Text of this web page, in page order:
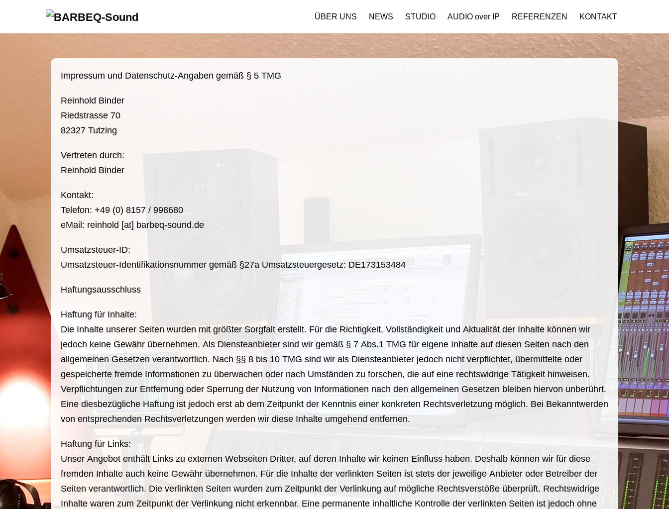
ÜBER UNS NEWS STUDIO AUDIO over IP REFERENZEN KONTAKT
Impressum und Datenschutz-Angaben gemäß § 5 TMG
Reinhold Binder
Riedstrasse 70
82327 Tutzing
Vertreten durch:
Reinhold Binder
Kontakt:
Telefon: +49 (0) 8157 / 998680
eMail: reinhold [at] barbeq-sound.de
Umsatzsteuer-ID:
Umsatzsteuer-Identifikationsnummer gemäß §27a Umsatzsteuergesetz: DE173153484
Haftungsausschluss
Haftung für Inhalte:
Die Inhalte unserer Seiten wurden mit größter Sorgfalt erstellt. Für die Richtigkeit, Vollständigkeit und Aktualität der Inhalte können wir
jedoch keine Gewähr übernehmen. Als Diensteanbieter sind wir gemäß § 7 Abs.1 TMG für eigene Inhalte auf diesen Seiten nach den
allgemeinen Gesetzen verantwortlich. Nach §§ 8 bis 10 TMG sind wir als Diensteanbieter jedoch nicht verpflichtet, übermittelte oder
gespeicherte fremde Informationen zu überwachen oder nach Umständen zu forschen, die auf eine rechtswidrige Tätigkeit hinweisen.
Verpflichtungen zur Entfernung oder Sperrung der Nutzung von Informationen nach den allgemeinen Gesetzen bleiben hiervon unberührt.
Eine diesbezügliche Haftung ist jedoch erst ab dem Zeitpunkt der Kenntnis einer konkreten Rechtsverletzung möglich. Bei Bekanntwerden
von entsprechenden Rechtsverletzungen werden wir diese Inhalte umgehend entfernen.
Haftung für Links:
Unser Angebot enthält Links zu externen Webseiten Dritter, auf deren Inhalte wir keinen Einfluss haben. Deshalb können wir für diese
fremden Inhalte auch keine Gewähr übernehmen. Für die Inhalte der verlinkten Seiten ist stets der jeweilige Anbieter oder Betreiber der
Seiten verantwortlich. Die verlinkten Seiten wurden zum Zeitpunkt der Verlinkung auf mögliche Rechtsverstöße überprüft. Rechtswidrige
Inhalte waren zum Zeitpunkt der Verlinkung nicht erkennbar. Eine permanente inhaltliche Kontrolle der verlinkten Seiten ist jedoch ohne